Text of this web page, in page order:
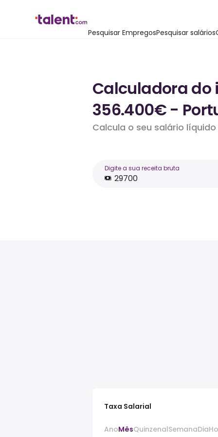
Pesquisar EmpregosPesquisar salários
Calculadora do
356.400€ -
Calcula o seu salário
Digite a sua receita bruta
Taxa Salarial
AnoMêsQuinzenalSemanaDia